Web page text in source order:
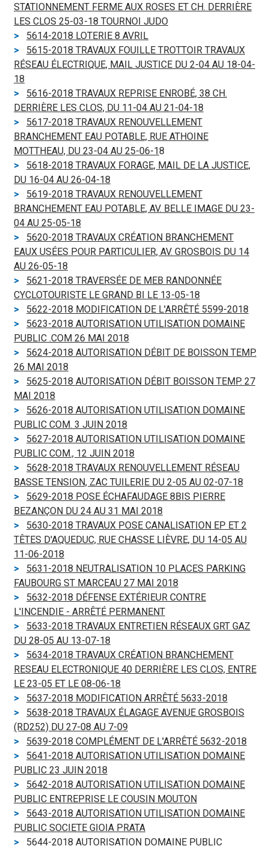
STATIONNEMENT FERME AUX ROSES ET CH. DERRIÈRE
LES CLOS 25-03-18 TOURNOI JUDO
5614-2018 LOTERIE 8 AVRIL
5615-2018 TRAVAUX FOUILLE TROTTOIR TRAVAUX
RÉSEAU ÉLECTRIQUE, MAIL JUSTICE DU 2-04 AU 18-04-
18
5616-2018 TRAVAUX REPRISE ENROBÉ, 38 CH.
DERRIÈRE LES CLOS, DU 11-04 AU 21-04-18
5617-2018 TRAVAUX RENOUVELLEMENT
BRANCHEMENT EAU POTABLE, RUE ATHOINE
MOTTHEAU, DU 23-04 AU 25-06-18
5618-2018 TRAVAUX FORAGE, MAIL DE LA JUSTICE,
DU 16-04 AU 26-04-18
5619-2018 TRAVAUX RENOUVELLEMENT
BRANCHEMENT EAU POTABLE, AV. BELLE IMAGE DU 23-
04 AU 25-05-18
5620-2018 TRAVAUX CRÉATION BRANCHEMENT
EAUX USÉES POUR PARTICULIER, AV. GROSBOIS DU 14
AU 26-05-18
5621-2018 TRAVERSÉE DE MEB RANDONNÉE
CYCLOTOURISTE LE GRAND BI LE 13-05-18
5622-2018 MODIFICATION DE L'ARRÊTÉ 5599-2018
5623-2018 AUTORISATION UTILISATION DOMAINE
PUBLIC .COM 26 MAI 2018
5624-2018 AUTORISATION DÉBIT DE BOISSON TEMP.
26 MAI 2018
5625-2018 AUTORISATION DÉBIT BOISSON TEMP. 27
MAI 2018
5626-2018 AUTORISATION UTILISATION DOMAINE
PUBLIC COM. 3 JUIN 2018
5627-2018 AUTORISATION UTILISATION DOMAINE
PUBLIC COM., 12 JUIN 2018
5628-2018 TRAVAUX RENOUVELLEMENT RÉSEAU
BASSE TENSION, ZAC TUILERIE DU 2-05 AU 02-07-18
5629-2018 POSE ÉCHAFAUDAGE 8BIS PIERRE
BEZANÇON DU 24 AU 31 MAI 2018
5630-2018 TRAVAUX POSE CANALISATION EP ET 2
TÊTES D'AQUEDUC, RUE CHASSE LIÈVRE, DU 14-05 AU
11-06-2018
5631-2018 NEUTRALISATION 10 PLACES PARKING
FAUBOURG ST MARCEAU 27 MAI 2018
5632-2018 DÉFENSE EXTÉRIEUR CONTRE
L'INCENDIE - ARRÊTÉ PERMANENT
5633-2018 TRAVAUX ENTRETIEN RÉSEAUX GRT GAZ
DU 28-05 AU 13-07-18
5634-2018 TRAVAUX CRÉATION BRANCHEMENT
RESEAU ELECTRONIQUE 40 DERRIÈRE LES CLOS, ENTRE
LE 23-05 ET LE 08-06-18
5637-2018 MODIFICATION ARRÊTÉ 5633-2018
5638-2018 TRAVAUX ÉLAGAGE AVENUE GROSBOIS
(RD252) DU 27-08 AU 7-09
5639-2018 COMPLÉMENT DE L'ARRÊTÉ 5632-2018
5641-2018 AUTORISATION UTILISATION DOMAINE
PUBLIC 23 JUIN 2018
5642-2018 AUTORISATION UTILISATION DOMAINE
PUBLIC ENTREPRISE LE COUSIN MOUTON
5643-2018 AUTORISATION UTILISATION DOMAINE
PUBLIC SOCIETE GIOIA PRATA
5644-2018 AUTORISATION DOMAINE PUBLIC